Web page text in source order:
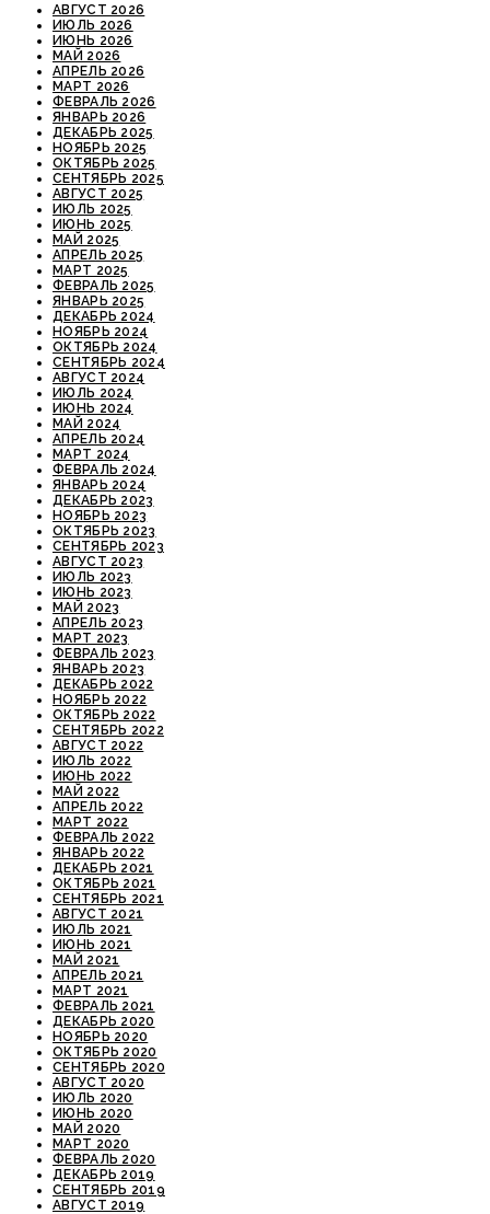
АВГУСТ 2026
ИЮЛЬ 2026
ИЮНЬ 2026
МАЙ 2026
АПРЕЛЬ 2026
МАРТ 2026
ФЕВРАЛЬ 2026
ЯНВАРЬ 2026
ДЕКАБРЬ 2025
НОЯБРЬ 2025
ОКТЯБРЬ 2025
СЕНТЯБРЬ 2025
АВГУСТ 2025
ИЮЛЬ 2025
ИЮНЬ 2025
МАЙ 2025
АПРЕЛЬ 2025
МАРТ 2025
ФЕВРАЛЬ 2025
ЯНВАРЬ 2025
ДЕКАБРЬ 2024
НОЯБРЬ 2024
ОКТЯБРЬ 2024
СЕНТЯБРЬ 2024
АВГУСТ 2024
ИЮЛЬ 2024
ИЮНЬ 2024
МАЙ 2024
АПРЕЛЬ 2024
МАРТ 2024
ФЕВРАЛЬ 2024
ЯНВАРЬ 2024
ДЕКАБРЬ 2023
НОЯБРЬ 2023
ОКТЯБРЬ 2023
СЕНТЯБРЬ 2023
АВГУСТ 2023
ИЮЛЬ 2023
ИЮНЬ 2023
МАЙ 2023
АПРЕЛЬ 2023
МАРТ 2023
ФЕВРАЛЬ 2023
ЯНВАРЬ 2023
ДЕКАБРЬ 2022
НОЯБРЬ 2022
ОКТЯБРЬ 2022
СЕНТЯБРЬ 2022
АВГУСТ 2022
ИЮЛЬ 2022
ИЮНЬ 2022
МАЙ 2022
АПРЕЛЬ 2022
МАРТ 2022
ФЕВРАЛЬ 2022
ЯНВАРЬ 2022
ДЕКАБРЬ 2021
ОКТЯБРЬ 2021
СЕНТЯБРЬ 2021
АВГУСТ 2021
ИЮЛЬ 2021
ИЮНЬ 2021
МАЙ 2021
АПРЕЛЬ 2021
МАРТ 2021
ФЕВРАЛЬ 2021
ДЕКАБРЬ 2020
НОЯБРЬ 2020
ОКТЯБРЬ 2020
СЕНТЯБРЬ 2020
АВГУСТ 2020
ИЮЛЬ 2020
ИЮНЬ 2020
МАЙ 2020
МАРТ 2020
ФЕВРАЛЬ 2020
ДЕКАБРЬ 2019
СЕНТЯБРЬ 2019
АВГУСТ 2019